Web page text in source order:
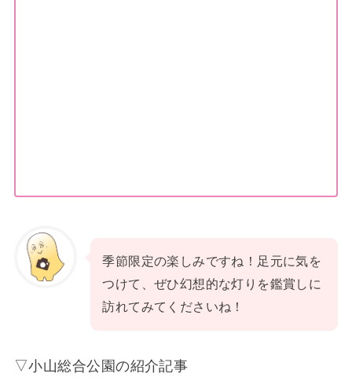
季節限定の楽しみですね！足元に気を
つけて、ぜひ幻想的な灯りを鑑賞しに
訪れてみてくださいね！
▽小山総合公園の紹介記事